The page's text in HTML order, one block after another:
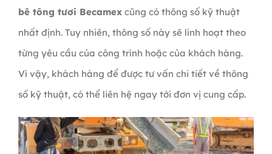
bê tông tươi Becamexcũng có thông số kỹ thuật
nhất định. Tuy nhiên, thông số này sẽ linh hoạt theo
từng yêu cầu của công trình hoặc của khách hàng.
Vì vậy, khách hàng để được tư vấn chi tiết về thông
số kỹ thuật, có thể liên hệ ngay tới đơn vị cung cấp.